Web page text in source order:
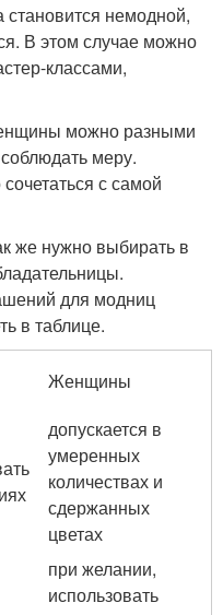
немодной,
В этом случае можно
классами,
можно разными
меру.
с самой
же нужно выбирать в
для модниц
в таблице.
Женщины
допускается в
умеренных
количествах и
сдержанных
цветах
при желании,
использовать